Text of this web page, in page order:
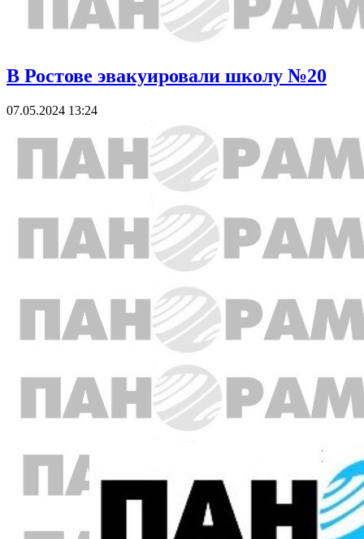
В Ростове эвакуировали школу №20
07.05.2024 13:24